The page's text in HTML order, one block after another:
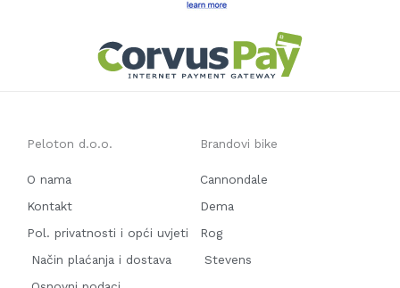
Peloton d.o.o.
O nama
Kontakt
Pol. privatnosti i opći uvjeti
Način plaćanja i dostava
Brandovi bike
Cannondale
Dema
Rog
Stevens